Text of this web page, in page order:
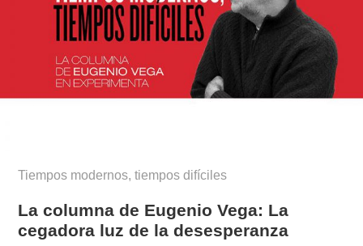
Tiempos modernos, tiempos difíciles
La columna de Eugenio Vega: La
cegadora luz de la desesperanza